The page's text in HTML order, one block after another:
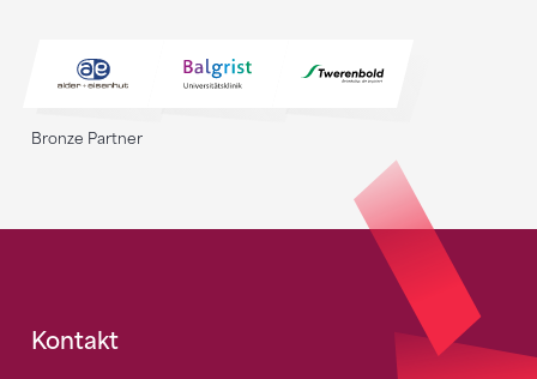
Bronze Partner
Fusszeile
Kontakt